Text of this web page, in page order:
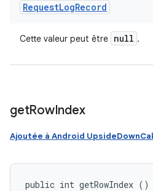
RequestLogRecord
Cette valeur peut être null .
getRowIndex
Ajoutée à Android
public int getRowIndex ()